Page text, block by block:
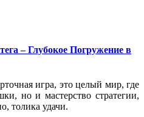
– Глубокое Погружение в
игра, это целый мир, где
но и мастерство стратегии,
толика удачи.